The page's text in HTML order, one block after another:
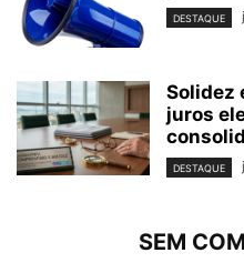
DESTAQUE
Solidez
juros
DESTAQUE
SEM